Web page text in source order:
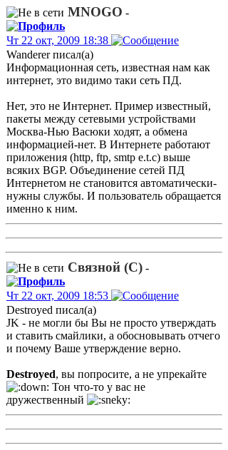
MNOGO -
Чт 22 окт, 2009 18:38
Wanderer писал(а)
Информационная сеть, известная нам как
интернет, это видимо таки сеть ПД.
Нет, это не Интернет. Пример известный,
пакеты между сетевыми устройствами
Москва-Нью Васюки ходят, а обмена
информацией-нет. В Интернете работают
приложения (http, ftp, smtp e.t.c) выше
всяких BGP. Объединение сетей ПД
Интернетом не становится автоматически-
нужны службы. И пользователь обращается
именно к ним.
Связной (С) -
Чт 22 окт, 2009 18:53
Destroyed писал(а)
JK - не могли бы Вы не просто утверждать
и ставить смайлики, а обосновывать отчего
и почему Ваше утверждение верно.
Destroyed, вы попросите, а не упрекайте
Тон что-то у вас не
дружественный